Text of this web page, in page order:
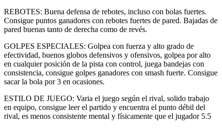
REBOTES: Buena defensa de rebotes, incluso con bolas fuertes.
Consigue puntos ganadores con rebotes fuertes de pared. Bajadas de
pared buenas tanto de derecha como de revés.
GOLPES ESPECIALES: Golpea con fuerza y alto grado de
efectividad, buenos globos defensivos y ofensivos, golpea por alto
en cualquier posición de la pista con control, juega bandejas con
consistencia, consigue golpes ganadores con smash fuerte. Consigue
sacar la bola por 3 en ocasiones.
ESTILO DE JUEGO: Varia el juego según el rival, solido trabajo
en equipo, consigue leer el partido y encuentra el punto débil del
rival, es menos consistente mental y físicamente que el jugador 5.5